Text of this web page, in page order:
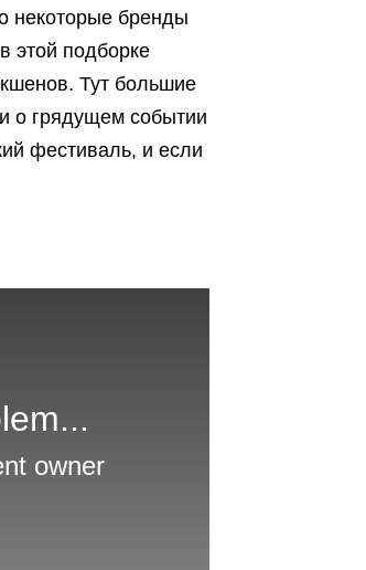
некоторые бренды
этой подборке
Тут большие
о грядущем событии
фестиваль, и если